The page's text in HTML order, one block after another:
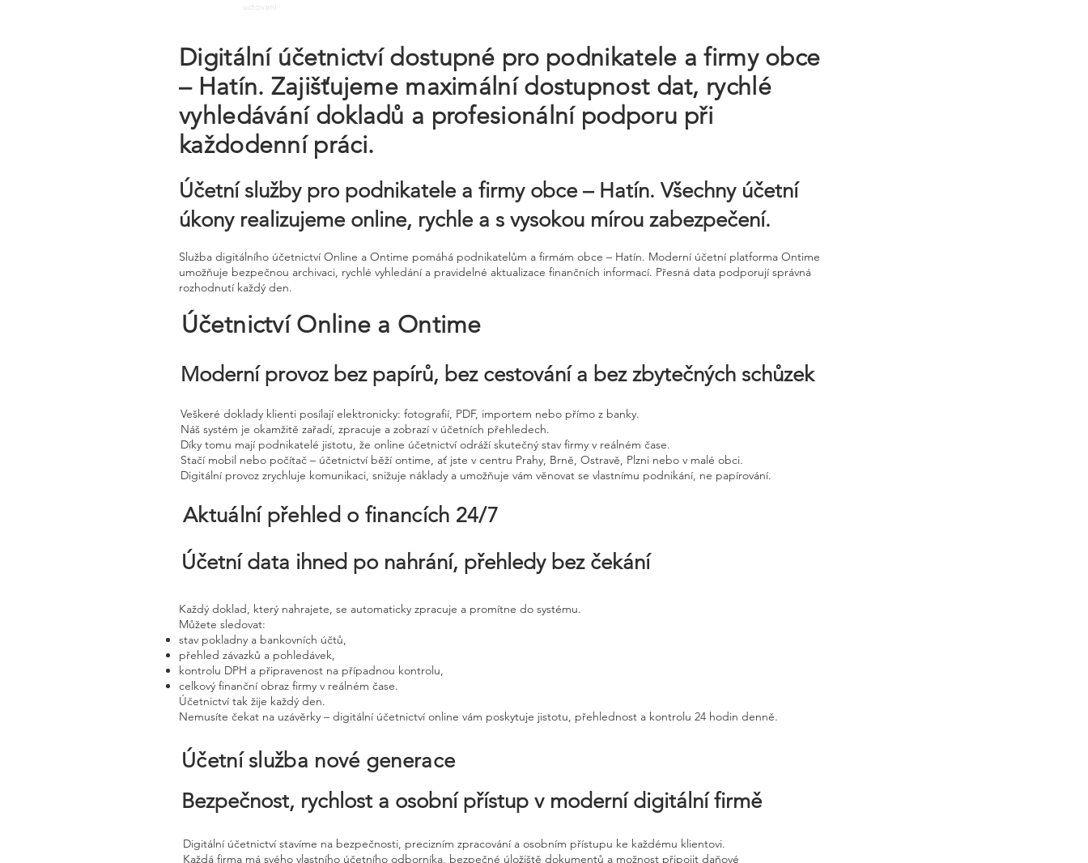
uctovani
Digitální účetnictví dostupné pro podnikatele a firmy obce
– Hatín. Zajišťujeme maximální dostupnost dat, rychlé
vyhledávání dokladů a profesionální podporu při
každodenní práci.
Účetní služby pro podnikatele a firmy obce – Hatín. Všechny účetní
úkony realizujeme online, rychle a s vysokou mírou zabezpečení.
Služba digitálního účetnictví Online a Ontime pomáhá podnikatelům a firmám obce – Hatín. Moderní účetní platforma Ontime
umožňuje bezpečnou archivaci, rychlé vyhledání a pravidelné aktualizace finančních informací. Přesná data podporují správná
rozhodnutí každý den.
Účetnictví Online a Ontime
Moderní provoz bez papírů, bez cestování a bez zbytečných schůzek
Veškeré doklady klienti posílají elektronicky: fotografií, PDF, importem nebo přímo z banky.
Náš systém je okamžitě zařadí, zpracuje a zobrazí v účetních přehledech.
Díky tomu mají podnikatelé jistotu, že online účetnictví odráží skutečný stav firmy v reálném čase.
Stačí mobil nebo počítač – účetnictví běží ontime, ať jste v centru Prahy, Brně, Ostravě, Plzni nebo v malé obci.
Digitální provoz zrychluje komunikaci, snižuje náklady a umožňuje vám věnovat se vlastnímu podnikání, ne papírování.
Aktuální přehled o financích 24/7
Účetní data ihned po nahrání, přehledy bez čekání
Každý doklad, který nahrajete, se automaticky zpracuje a promítne do systému.
Můžete sledovat:
stav pokladny a bankovních účtů,
přehled závazků a pohledávek,
kontrolu DPH a připravenost na případnou kontrolu,
celkový finanční obraz firmy v reálném čase.
Účetnictví tak žije každý den.
Nemusíte čekat na uzávěrky – digitální účetnictví online vám poskytuje jistotu, přehlednost a kontrolu 24 hodin denně.
Účetní služba nové generace
Bezpečnost, rychlost a osobní přístup v moderní digitální firmě
Digitální účetnictví stavíme na bezpečnosti, precizním zpracování a osobním přístupu ke každému klientovi.
Každá firma má svého vlastního účetního odborníka, bezpečné úložiště dokumentů a možnost připojit daňové